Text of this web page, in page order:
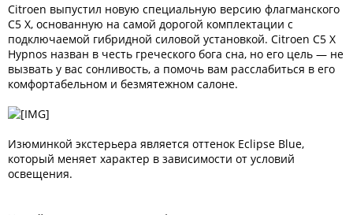
Citroen выпустил новую специальную версию флагманского
C5 X, основанную на самой дорогой комплектации с
подключаемой гибридной силовой установкой. Citroen C5 X
Hypnos назван в честь греческого бога сна, но его цель — не
вызвать у вас сонливость, а помочь вам расслабиться в его
комфортабельном и безмятежном салоне.
Изюминкой экстерьера является оттенок Eclipse Blue,
который меняет характер в зависимости от условий
освещения.